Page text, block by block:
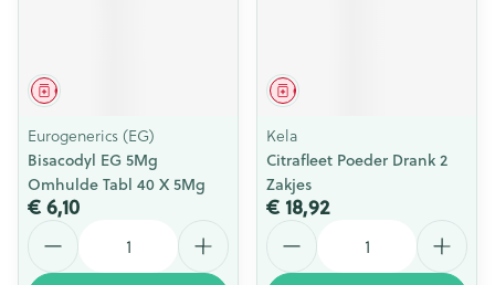
Geneesmiddel
Eurogenerics (EG)
Bisacodyl EG 5Mg
Omhulde Tabl 40 X 5Mg
€ 6,10
Geneesmiddel
Kela
Citrafleet Poeder Drank 2
Zakjes
€ 18,92
Aantal